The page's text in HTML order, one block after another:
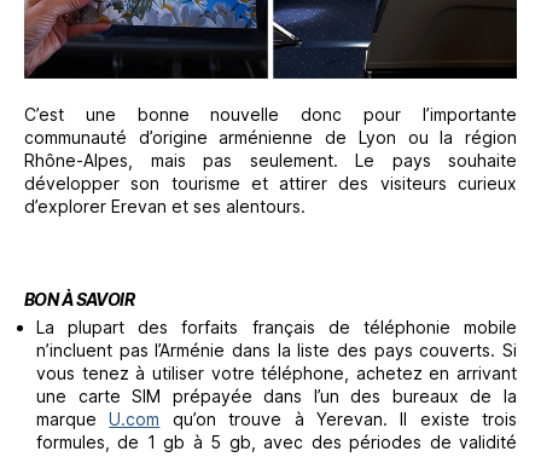
C’est une bonne nouvelle donc pour l’importante
communauté d’origine arménienne de Lyon ou la région
Rhône-Alpes, mais pas seulement. Le pays souhaite
développer son tourisme et attirer des visiteurs curieux
d’explorer Erevan et ses alentours.
BON À SAVOIR
La plupart des forfaits français de téléphonie mobile
n’incluent pas l’Arménie dans la liste des pays couverts. Si
vous tenez à utiliser votre téléphone, achetez en arrivant
une carte SIM prépayée dans l’un des bureaux de la
marqueU.com qu’on trouve à Yerevan. Il existe trois
formules, de 1 gb à 5 gb, avec des périodes de validité